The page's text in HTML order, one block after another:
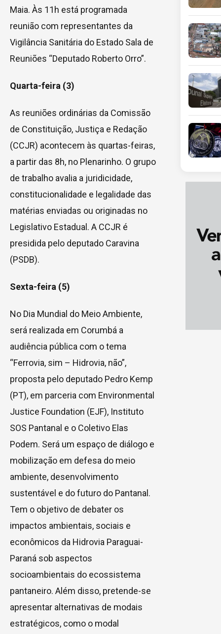
Maia. Às 11h está programada
reunião com representantes da
Vigilância Sanitária do Estado Sala de
Reuniões “Deputado Roberto Orro”.
Quarta-feira (3)
As reuniões ordinárias da Comissão
de Constituição, Justiça e Redação
(CCJR) acontecem às quartas-feiras,
a partir das 8h, no Plenarinho. O grupo
de trabalho avalia a juridicidade,
constitucionalidade e legalidade das
matérias enviadas ou originadas no
Legislativo Estadual. A CCJR é
presidida pelo deputado Caravina
(PSDB).
Sexta-feira (5)
No Dia Mundial do Meio Ambiente,
será realizada em Corumbá a
audiência pública com o tema
“Ferrovia, sim – Hidrovia, não”,
proposta pelo deputado Pedro Kemp
(PT), em parceria com Environmental
Justice Foundation (EJF), Instituto
SOS Pantanal e o Coletivo Elas
Podem. Será um espaço de diálogo e
mobilização em defesa do meio
ambiente, desenvolvimento
sustentável e do futuro do Pantanal.
Tem o objetivo de debater os
impactos ambientais, sociais e
econômicos da Hidrovia Paraguai-
Paraná sob aspectos
socioambientais do ecossistema
pantaneiro. Além disso, pretende-se
apresentar alternativas de modais
estratégicos, como o modal